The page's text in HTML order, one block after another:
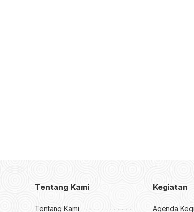
Tentang Kami
Tentang Kami
Kegiatan
Agenda